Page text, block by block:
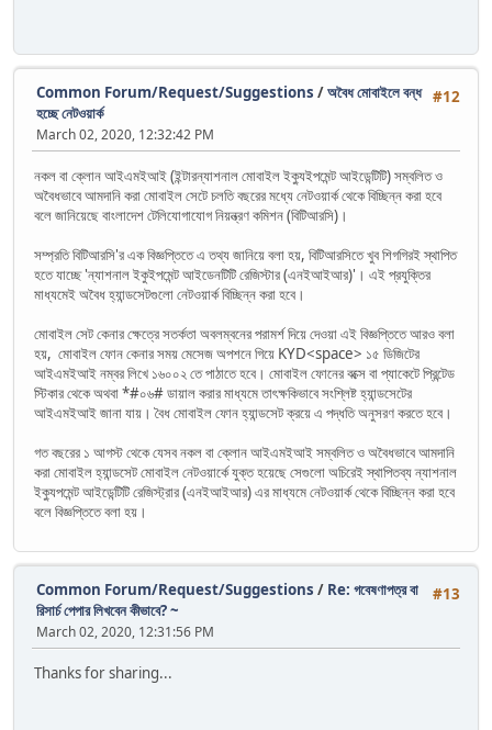
#12
Common Forum/Request/Suggestions /অবৈধ মোবাইলে বন্ধ
হচ্ছে নেটওয়ার্ক
March 02, 2020, 12:32:42 PM
নকল বা ক্লোন আইএমইআই (ইন্টারন্যাশনাল মোবাইল ইক্যুইপমেন্ট আইডেন্টিটি) সম্বলিত ও
অবৈধভাবে আমদানি করা মোবাইল সেটে চলতি বছরের মধ্যে নেটওয়ার্ক থেকে বিচ্ছিন্ন করা হবে
বলে জানিয়েছে বাংলাদেশ টেলিযোগাযোগ নিয়ন্ত্রণ কমিশন (বিটিআরসি)।
সম্প্রতি বিটিআরসি'র এক বিজ্ঞপ্তিতে এ তথ্য জানিয়ে বলা হয়, বিটিআরসিতে খুব ‍শিগগিরই স্থাপিত
হতে যাচ্ছে 'ন্যাশনাল ইকুইপমেন্ট আইডেনটিটি রেজিস্টার (এনইআইআর)'। এই প্রযুক্তির
মাধ্যমেই অবৈধ হ্যান্ডসেটগুলো নেটওয়ার্ক বিচ্ছিন্ন করা হবে।
মোবাইল সেট কেনার ক্ষেত্রে সতর্কতা অবলম্বনের পরামর্শ দিয়ে দেওয়া এই বিজ্ঞপ্তিতে আরও বলা
হয়, মোবাইল ফোন কেনার সময় মেসেজ অপশনে গিয়ে KYD<space> ১৫ ডিজিটের
আইএমইআই নম্বর লিখে ১৬০০২ তে পাঠাতে হবে। মোবাইল ফোনের বক্সে বা প্যাকেটে প্রিন্টেড
স্টিকার থেকে অথবা *#০৬# ডায়াল করার মাধ্যমে তাৎক্ষকিভাবে সংশ্লিষ্ট হ্যান্ডসেটের
আইএমইআই জানা যায়। বৈধ মোবাইল ফোন হ্যান্ডসেট ক্রয়ে এ পদ্ধতি অনুসরণ করতে হবে।
গত বছরের ১ আগস্ট থেকে যেসব নকল বা ক্লোন আইএমইআই সম্বলিত ও অবৈধভাবে আমদানি
করা মোবাইল হ্যান্ডসেট মোবাইল নেটওয়ার্কে যুক্ত হয়েছে সেগুলো অচিরেই স্থাপিতব্য ন্যাশনাল
ইক্যুপমেন্ট আইডেন্টিটি রেজিস্ট্রার (এনইআইআর) এর মাধ্যমে নেটওয়ার্ক থেকে বিচ্ছিন্ন করা হবে
বলে বিজ্ঞপ্তিতে বলা হয়।
#13
Common Forum/Request/Suggestions / Re: গবেষণাপত্র বা
রিসার্চ পেপার লিখবেন কীভাবে? ~
March 02, 2020, 12:31:56 PM
Thanks for sharing...